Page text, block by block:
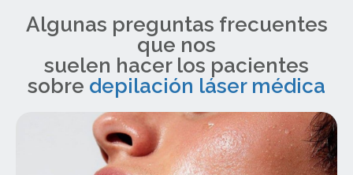
Algunas preguntas frecuentes
que nos
suelen hacer los pacientes
sobre depilación láser médica